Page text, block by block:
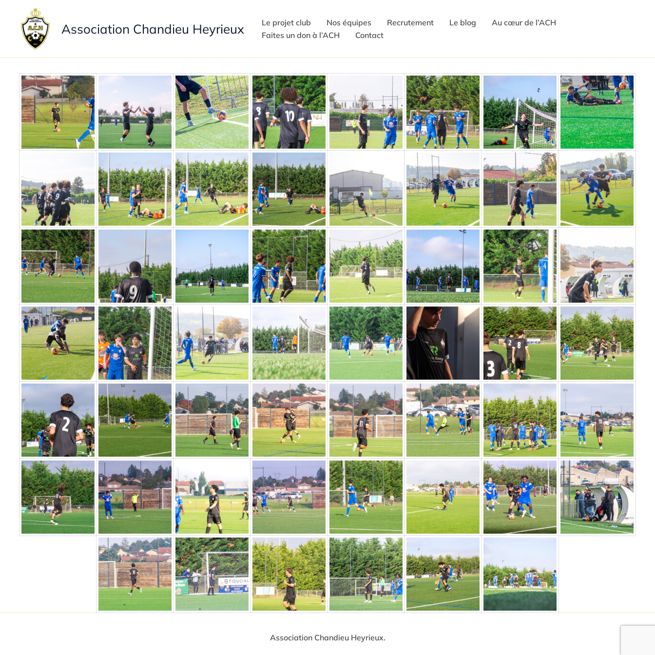
contenu
Association Chandieu Heyrieux Le projet club Nos équipes Recrutement Le blog
Au cœur de l’ACH
Faites un don à l’ACH
Contact
Association Chandieu Heyrieux.